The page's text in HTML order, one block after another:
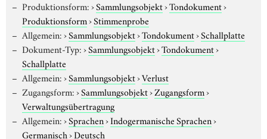
Produktionsform:›Sammlungsobjekt›Tondokument›
Produktionsform›Stimmenprobe
Allgemein:›Sammlungsobjekt›Tondokument›Schallplatte
Dokument-Typ:›Sammlungsobjekt›Tondokument›
Schallplatte
Allgemein:›Sammlungsobjekt›Verlust
Zugangsform:›Sammlungsobjekt›Zugangsform›
Verwaltungsübertragung
Allgemein:›Sprachen›Indogermanische Sprachen›
Germanisch›Deutsch